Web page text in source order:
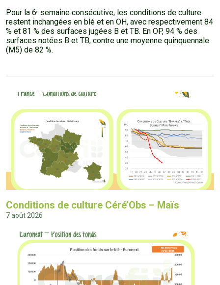
Pour la 6ᵉ semaine consécutive, les conditions de culture
restent inchangées en blé et en OH, avec respectivement 84
% et 81 % des surfaces jugées B et TB. En OP, 94 % des
surfaces notées B et TB, contre une moyenne quinquennale
(M5) de 82 %.
Conditions de culture Céré’Obs – Maïs
7 août 2026